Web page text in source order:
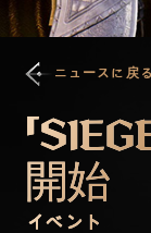
ニュースに戻る
「
開始
イベント